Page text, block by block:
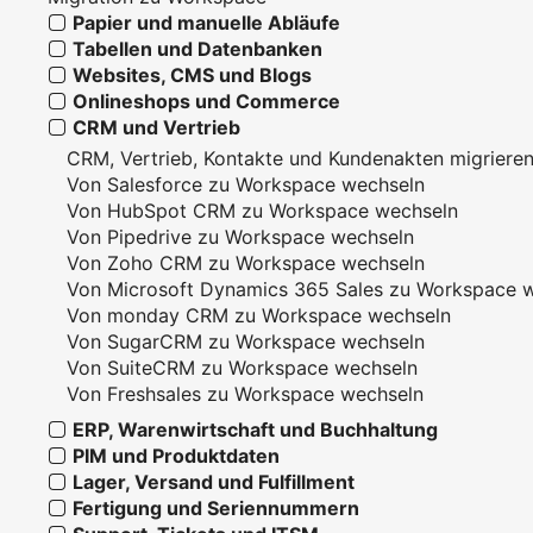
Papier und manuelle Abläufe
Tabellen und Datenbanken
Websites, CMS und Blogs
Onlineshops und Commerce
CRM und Vertrieb
CRM, Vertrieb, Kontakte und Kundenakten migrieren
Von Salesforce zu Workspace wechseln
Von HubSpot CRM zu Workspace wechseln
Von Pipedrive zu Workspace wechseln
Von Zoho CRM zu Workspace wechseln
Von Microsoft Dynamics 365 Sales zu Workspace
Von monday CRM zu Workspace wechseln
Von SugarCRM zu Workspace wechseln
Von SuiteCRM zu Workspace wechseln
Von Freshsales zu Workspace wechseln
ERP, Warenwirtschaft und Buchhaltung
PIM und Produktdaten
Lager, Versand und Fulfillment
Fertigung und Seriennummern